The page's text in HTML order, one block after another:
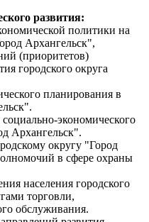
развития:
политики на
Архангельск",
(приоритетов)
городского округа
планирования в
экономического
Архангельск".
округу "Город
в сфере охраны
населения городского
торговли,
обслуживания.